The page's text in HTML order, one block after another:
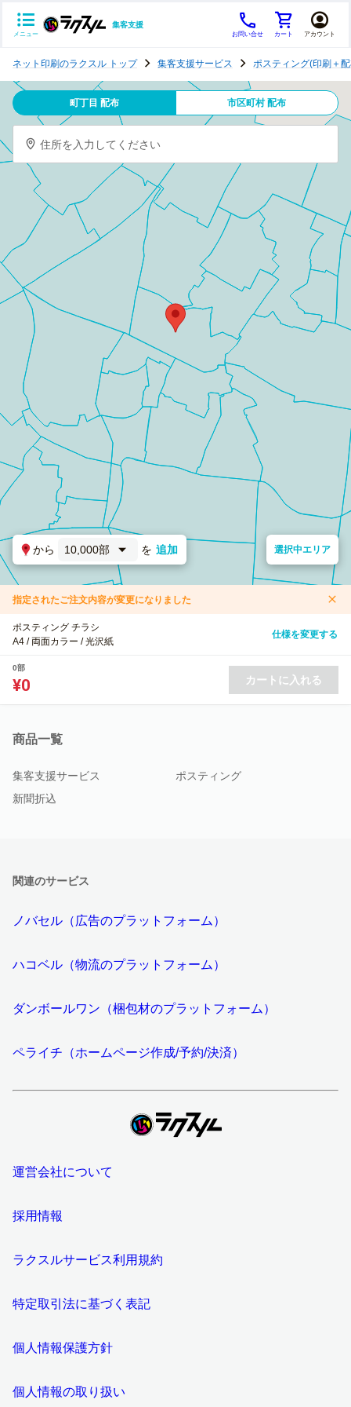
メニュー
集客支援
お問い合せ カート アカウント
テ
ン
グ
ネット印刷のラクスル トップ 集客支援サービス ポスティング(印刷＋
町丁目 配布 市区町村 配布
住所を入力してください
から 10,000部 を 追加 選択中エリア
指定されたご注文内容が変更になりました
ポスティング チラシ
A4 / 両面カラー / 光沢紙
仕様を変更する
0部
¥0 カートに入れる
商品一覧
集客支援サービス
ポスティング
新聞折込
関連のサービス
ノバセル（広告のプラットフォーム）
ハコベル（物流のプラットフォーム）
ダンボールワン（梱包材のプラットフォーム）
ペライチ（ホームページ作成/予約/決済）
運営会社について
採用情報
ラクスルサービス利用規約
特定取引法に基づく表記
個人情報保護方針
個人情報の取り扱い